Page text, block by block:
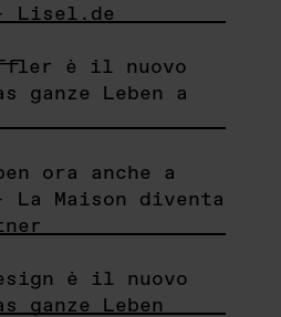
Lisel.de
è il nuovo
ganze Leben a
ora anche a
La Maison diventa
è il nuovo
ganze Leben